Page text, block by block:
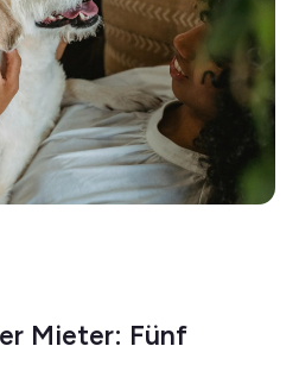
Mieter: Fünf